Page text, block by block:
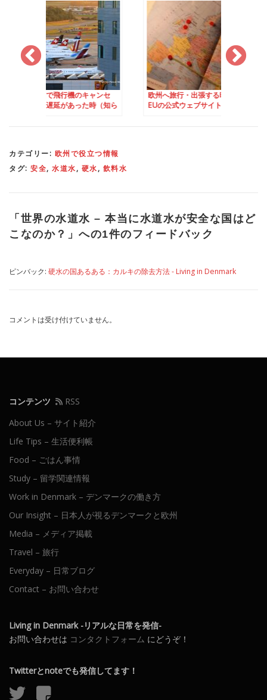
あった時（知ら
欧州へ旅行・出張する時は
EUの公式ウェブサイト
2021年を最後に廃
「欧州での夏時間」
カテゴリー: 欧州で役立つ情報
タグ: 安全, 水道水, 硬水, 飲料水
「 世界の水道水 – 本当に水道水が安全な国はど
こなのか？ 」への1件のフィードバック
ピンバック: 硬水の国あるある：カルキの除去方法 - Living in Denmark
コメントは受け付けていません。
コンテンツ
RSS
About Us – サイト紹介
Life Tips – 生活便利帳
Food – ごはん事情
Study – 留学関連情報
Work in Denmark – デンマークの働き方
Our Insight – 日本人が視るデンマークと欧州
Media – メディア掲載
Travel – 旅行
Everyday – 日常ブログ
Contact – お問い合わせ
Living in Denmark -リアルな日常を発信-
お問い合わせは コンタクトフォーム にどうぞ！
Twitterとnoteでも発信してます！